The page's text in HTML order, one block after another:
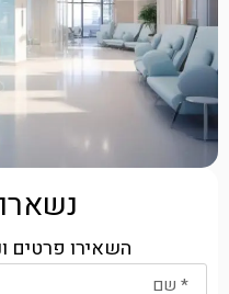
השאירו פרטים